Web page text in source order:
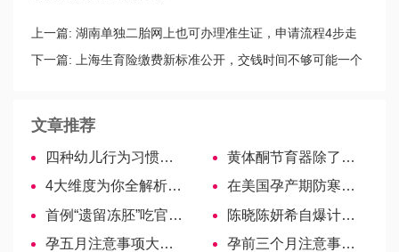
上一篇: 湖南单独二胎网上也可办理准生证，申请流程4步走
下一篇:
上海生育险缴费新标准公开，交钱时间不够可能一个
文章推荐
四种幼儿行为习惯培养方式，家长们赶快行动起来吧！
黄体酮节育器除了长效避孕，还有这3大你不知道的作用
4大维度为你全解析康贝儿婴儿床优点！
在美国孕产期防寒保暖注意要点
首例“遗留冻胚”吃官司，4老人夺回遗留胚胎
陈晓陈妍希自爆计划二胎，过来看看二胎生育条件你满足了么？
孕五月注意事项大全，香水、清凉油要慎用！
孕前三个月注意事项大盘点，孕妈妈赶紧戳这里！